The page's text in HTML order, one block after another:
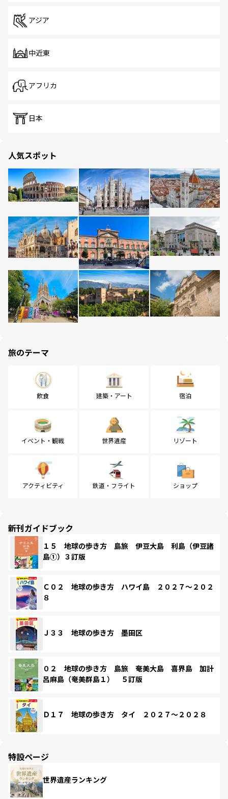
アジア
中近東
アフリカ
日本
人気スポット
旅のテーマ
飲食 建築・アート 宿泊
イベント・観戦 世界遺産 リゾート
アクティビティ 鉄道・フライト ショップ
新刊ガイドブック
１５ 地球の歩き方 島旅 伊豆大島 利島（伊豆諸
島①）３訂版
Ｃ０２ 地球の歩き方 ハワイ島 ２０２７～２０２
８
Ｊ３３ 地球の歩き方 墨田区
０２ 地球の歩き方 島旅 奄美大島 喜界島 加計
呂麻島（奄美群島１） ５訂版
Ｄ１７ 地球の歩き方 タイ ２０２７～２０２８
特設ページ
世界遺産ランキング